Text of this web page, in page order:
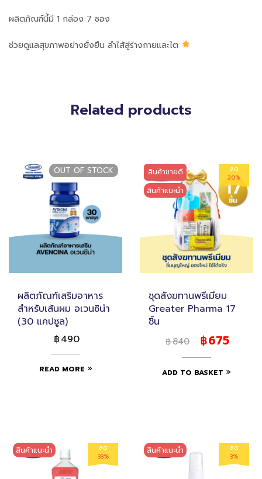
ผลิตภัณฑ์นี้มี 1 กล่อง 7 ซอง
ช่วยดูแลสุขภาพอย่างยั่งยืน ลำไส้สู่ร่างกายและไต
Related products
OUT OF STOCK
ผลิตภัณฑ์เสริมอาหาร
สำหรับเส้นผม อเวนซิน่า
(30 แคปซูล)
฿490
READ MORE
ลด
20%
สินค้าขายดี
สินค้าแนะนำ
ชุดสังฆทานพรีเมียม
Greater Pharma 17
ชิ้น
฿840 ฿675
ADD TO BASKET
ลด
33%
สินค้าแนะนำ
ลด
3%
สินค้าแนะนำ